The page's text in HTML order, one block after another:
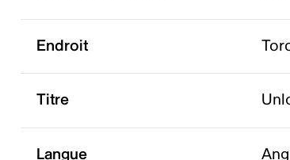
Endroit
Titre
Langue